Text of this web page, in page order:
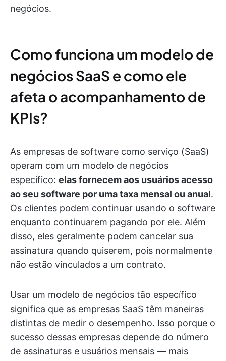
negócios.
Como funciona um modelo de
negócios SaaS e como ele
afeta o acompanhamento de
KPIs?
As empresas de software como serviço (SaaS)
operam com um modelo de negócios
específico: elas fornecem aos usuários acesso
ao seu software por uma taxa mensal ou anual.
Os clientes podem continuar usando o software
enquanto continuarem pagando por ele. Além
disso, eles geralmente podem cancelar sua
assinatura quando quiserem, pois normalmente
não estão vinculados a um contrato.
Usar um modelo de negócios tão específico
significa que as empresas SaaS têm maneiras
distintas de medir o desempenho. Isso porque o
sucesso dessas empresas depende do número
de assinaturas e usuários mensais — mais